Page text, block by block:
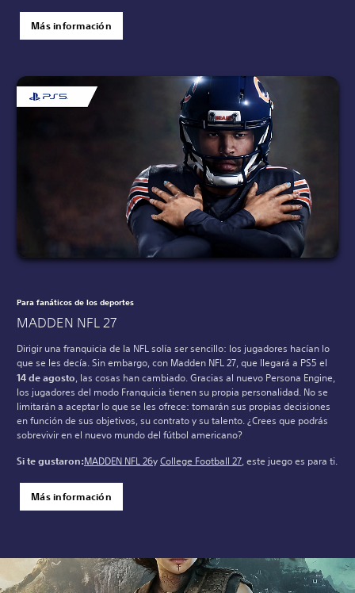
Más información
Para fanáticos de los deportes
MADDEN NFL 27
Dirigir una franquicia de la NFL solía ser sencillo: los jugadores hacían lo
que se les decía. Sin embargo, con Madden NFL 27, que llegará a PS5 el
14 de agosto, las cosas han cambiado. Gracias al nuevo Persona Engine,
los jugadores del modo Franquicia tienen su propia personalidad. No se
limitarán a aceptar lo que se les ofrece: tomarán sus propias decisiones
en función de sus objetivos, su contrato y su talento. ¿Crees que podrás
sobrevivir en el nuevo mundo del fútbol americano?
Si te gustaron:MADDEN NFL 26yCollege Football 27, este juego es para ti.
Más información